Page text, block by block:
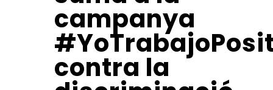
campanya
contra la